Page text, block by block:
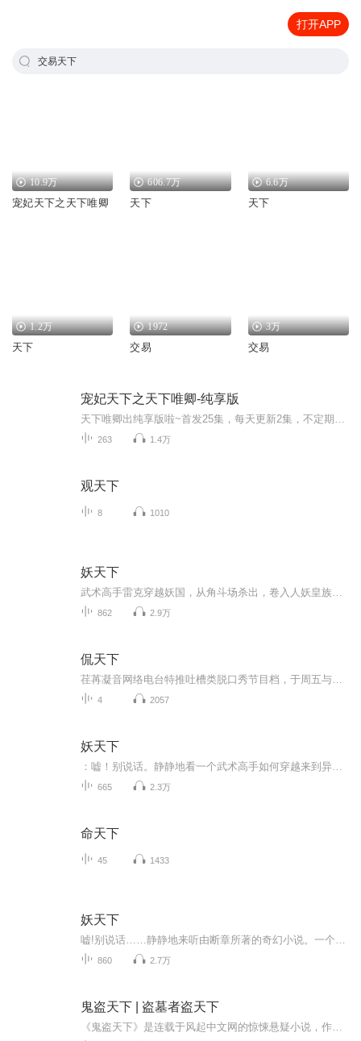
打开APP
交易天下
10.9万
宠妃天下之天下唯卿
606.7万
天下
6.6万
天下
1.2万
天下
1972
交易
3万
交易
宠妃天下之天下唯卿-纯享版
263 1.4万
观天下
8 1010
妖天下
862 2.9万
侃天下
4 2057
妖天下
665 2.3万
命天下
45 1433
妖天下
860 2.7万
鬼盗天下 | 盗墓者盗天下